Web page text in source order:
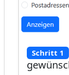
Schritt 1